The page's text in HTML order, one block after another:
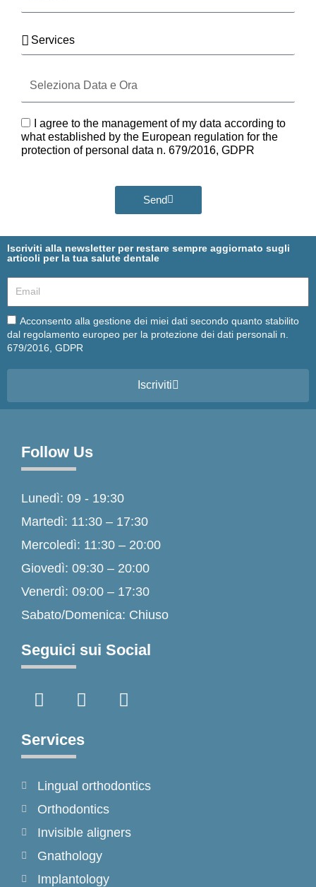
Services
Data
e
GDPRI agree to the management of my data according to
what established by the European regulation for the
protection of personal data n. 679/2016, GDPR
Send
Iscriviti alla newsletter per restare sempre aggiornato sugli
articoli per la tua salute dentale
Email
Email
Acconsento alla gestione dei miei dati secondo quanto stabilito
dal regolamento europeo per la protezione dei dati personali n.
679/2016, GDPR
Iscriviti
Follow Us
Lunedì: 09 - 19:30
Martedì: 11:30 – 17:30
Mercoledì: 11:30 – 20:00
Giovedì: 09:30 – 20:00
Venerdì: 09:00 – 17:30
Sabato/Domenica: Chiuso
Seguici sui Social
a
e
b
o
k
-
f
n
t
r
a
m
i
Services
Lingual orthodontics
Orthodontics
Invisible aligners
Gnathology
Implantology